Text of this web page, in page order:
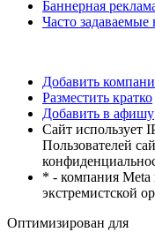
Баннерная
Часто задаваемые
Добавить
Разместить кратко
Добавить в афишу
Сайт использует
Пользователей
* - компания Meta
экстремистской
Оптимизирован для